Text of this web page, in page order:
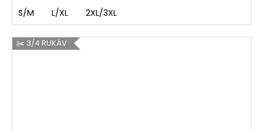
S/M L/XL 2XL/3XL
✂️ 3/4 RUKÁV